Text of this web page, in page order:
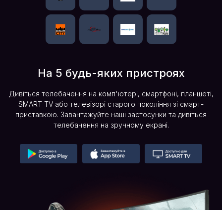
На 5 будь-яких пристроях
Дивіться телебачення на комп'ютері, смартфоні, планшеті,
SMART TV або телевізорі старого покоління зі смарт-
приставкою. Завантажуйте наші застосунки та дивіться
телебачення на зручному екрані.